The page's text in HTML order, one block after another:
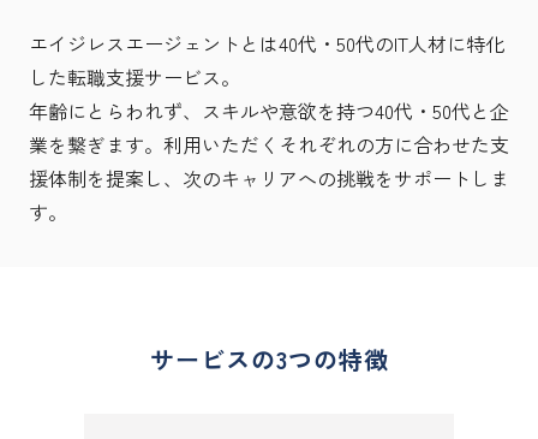
エイジレスエージェントとは40代・50代のIT人材に特化
した転職支援サービス。
年齢にとらわれず、スキルや意欲を持つ40代・50代と企
業を繋ぎます。利用いただくそれぞれの方に合わせた支
援体制を提案し、次のキャリアへの挑戦をサポートしま
す。
サービスの3つの特徴